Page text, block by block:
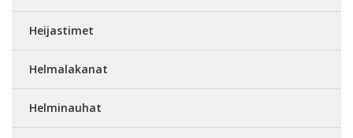
Heijastimet
Helmalakanat
Helminauhat